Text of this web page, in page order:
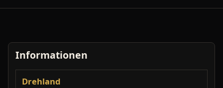
Informationen
Drehland